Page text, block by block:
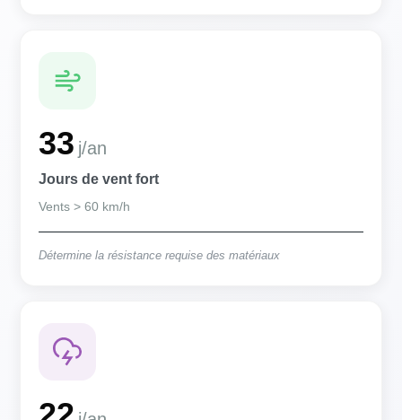
33 j/an
Jours de vent fort
Vents > 60 km/h
Détermine la résistance requise des matériaux